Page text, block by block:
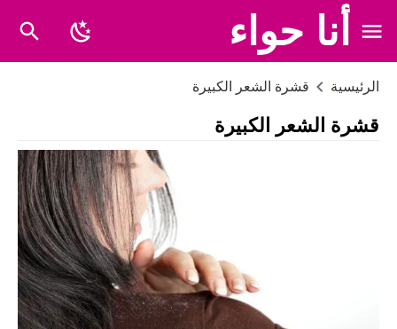
أنا حواء
الرئيسية قشرة الشعر الكبيرة
قشرة الشعر الكبيرة